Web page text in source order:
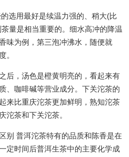
选用最好是续温力强的、稍大(比
量是相当重要的。细水高冲的降温
味为例，第三泡冲沸水，随便就
。
后，汤色是橙黄明亮的，看起来有
、咖啡碱等营业成分。下关沱茶的
来比重庆沱茶更加鲜明，熟知沱茶
沱茶和下关沱茶。
别 普洱沱茶特有的品质和陈香是在
定时间后普洱生茶中的主要化学成